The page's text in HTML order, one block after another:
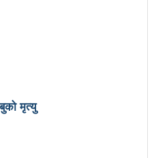
जनयुद्धको मुख्य मुद्दा होः
दैलेखका दिल बहादुर
जनताको खबरदारी आवश्यकः
मृत्यु